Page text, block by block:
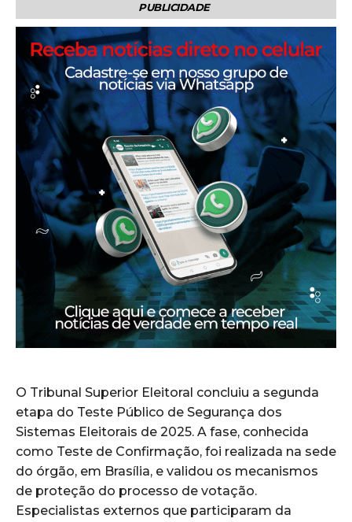
PUBLICIDADE
O Tribunal Superior Eleitoral concluiu a segunda
etapa do Teste Público de Segurança dos
Sistemas Eleitorais de 2025. A fase, conhecida
como Teste de Confirmação, foi realizada na sede
do órgão, em Brasília, e validou os mecanismos
de proteção do processo de votação.
Especialistas externos que participaram da